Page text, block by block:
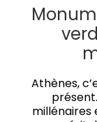
Athènes,
millénaires